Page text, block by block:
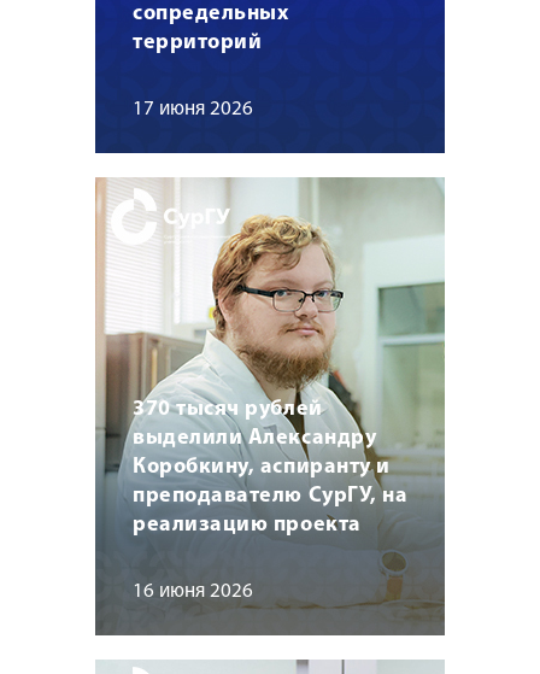
сопредельных
территорий
17 июня 2026
370 тысяч рублей
выделили Александру
Коробкину, аспиранту и
преподавателю СурГУ, на
реализацию проекта
16 июня 2026